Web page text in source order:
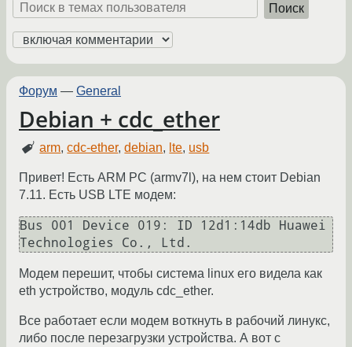
Поиск
Форум — General
Debian + cdc_ether
arm,cdc-ether,debian, lte, usb
Привет! Есть ARM PC (armv7l), на нем стоит Debian
7.11. Есть USB LTE модем:
Bus 001 Device 019: ID 12d1:14db Huawei
Technologies Co., Ltd.
Модем перешит, чтобы система linux его видела как
eth устройство, модуль cdc_ether.
Все работает если модем воткнуть в рабочий линукс,
либо после перезагрузки устройства. А вот с